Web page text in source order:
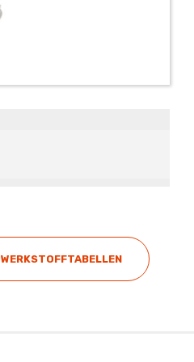
WERKSTOFFTABELLEN